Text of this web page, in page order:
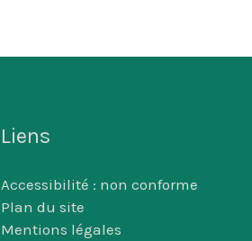
Liens
Accessibilité : non conforme
Plan du site
Mentions légales